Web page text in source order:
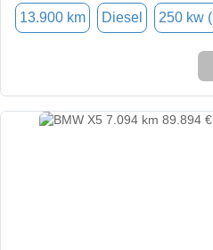
13.900 km Diesel 250 kw